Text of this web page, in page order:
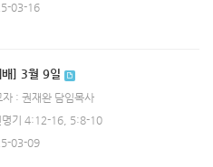
03-16
배] 3월 9일
자 : 권재완 담임목사
명기 4:12-16, 5:8-10
03-09